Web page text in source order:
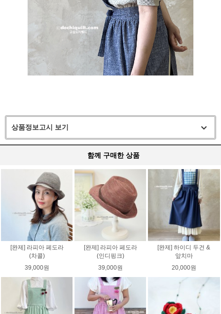
상품정보고시 보기
함께 구매한 상품
[완제] 라피아 페도라
(차콜)
39,000원
[완제] 라피아 페도라
(인디핑크)
39,000원
[완제] 하이디 두건 &
앞치마
20,000원